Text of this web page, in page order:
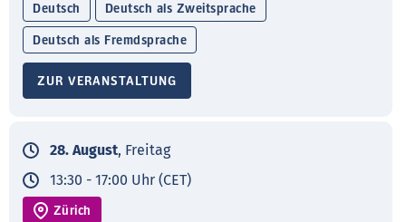
Deutsch Deutsch als Zweitsprache
Deutsch als Fremdsprache
ZUR VERANSTALTUNG
28. August, Freitag
13:30 - 17:00 Uhr (CET)
Zürich